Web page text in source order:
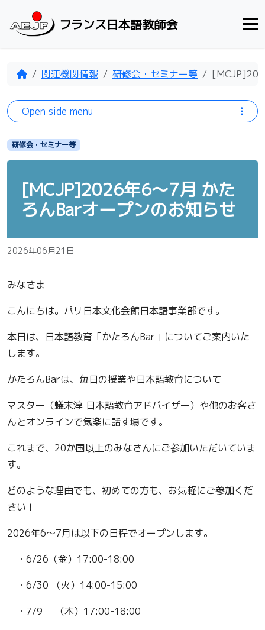
フランス日本語教師会
Home関連機関情報 研修会・セミナー等
研修会・セミナー等
[MCJP]2026年6～7月 かた
ろんBarオープンのお知らせ
2026年06月21日
みなさま
こんにちは。パリ日本文化会館日本語事業部です。
本日は、日本語教育「かたろんBar」についてご案内いた
します。
かたろんBarは、毎日の授業や日本語教育について
マスター（蟻末淳 日本語教育アドバイザー）や他のお客さ
んとオンラインで気楽に話す場です。
これまで、20か国以上のみなさんにご参加いただいていま
す。
どのような理由でも、初めての方も、お気軽にご参加くだ
さい！
2026年6～7月は以下の日程でオープンします。
・6/26（金）17:00-18:00
・6/30 （火）14:00-15:00
・7/9 （木）17:00-18:00
Open side menu